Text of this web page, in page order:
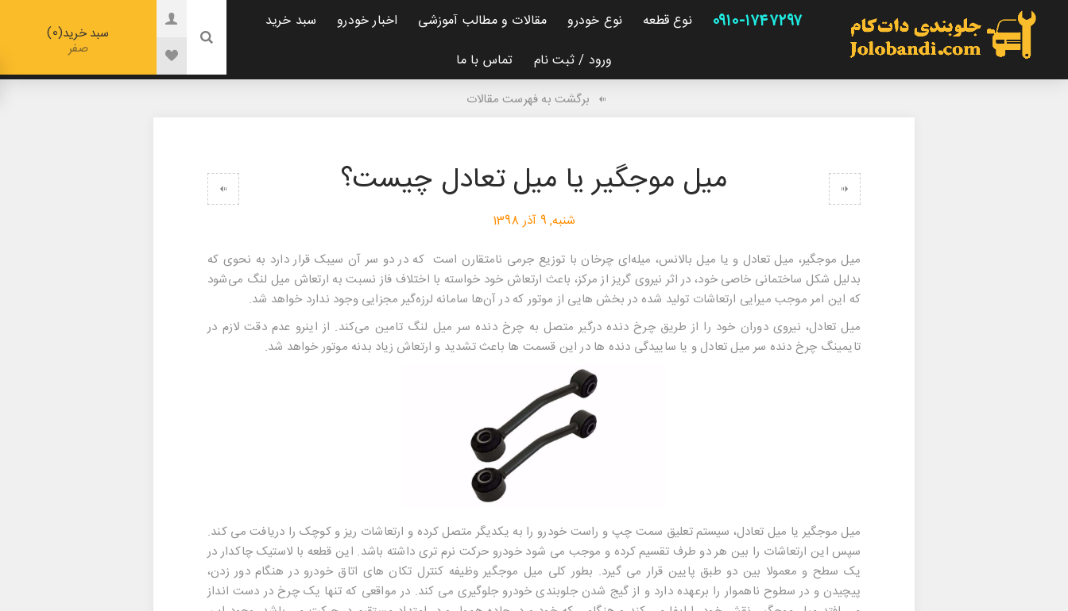
۰۹۱۰-۱۷۴۷۲۹۷ نوع قطعه نوع خودرو مقالات و مطالب آموزشی اخبار خودرو
سبد خرید
ورود / ثبت نام
تماس با ما
سبد خرید 0
صفر
برگشت به فهرست مقالات
میل موجگیر یا میل تعادل چیست؟
شنبه, 9 آذر 1398
میل موجگیر، میل تعادل و یا میل بالانس، میله‌ای چرخان با توزیع جرمی نامتقارن است که در دو سر آن سیبک قرار دارد به نحوی که
بدلیل شکل ساختمانی خاصی خود، در اثر نیروی گریز از مرکز، باعث ارتعاش خود خواسته با اختلاف فاز نسبت به ارتعاش میل لنگ می‌شود
که این امر موجب میرایی ارتعاشات تولید شده در بخش هایی از موتور که در آن‌ها سامانه لرزه‌گیر مجزایی وجود ندارد خواهد شد.
میل تعادل، نیروی دوران خود را از طریق چرخ دنده درگیر متصل به چرخ دنده سر میل لنگ تامین می‌کند. از اینرو عدم دقت لازم در
تایمینگ چرخ دنده سر میل تعادل و یا ساییدگی دنده ها در این قسمت ها باعث تشدید و ارتعاش زیاد بدنه موتور خواهد شد.
میل موجگیریا میل تعادل، سیستم تعلیق سمت چپ و راست خودرو را به یکدیگر متصل کرده و ارتعاشات ریز و کوچک را دریافت می کند.
سپس این ارتعاشات را بین هر دو طرف تقسیم کرده و موجب می شود خودرو حرکت نرم تری داشته باشد. این قطعه با لاستیک چاکدار در
یک سطح و معمولا بین دو طبق پایین قرار می گیرد. بطور کلی میل موجگیر وظیفه کنترل تکان های اتاق خودرو در هنگام دور زدن،
پیچیدن و در سطوح ناهموار را برعهده دارد و از گیج شدن جلوبندی خودرو جلوگیری می کند. در مواقعی که تنها یک چرخ در دست انداز